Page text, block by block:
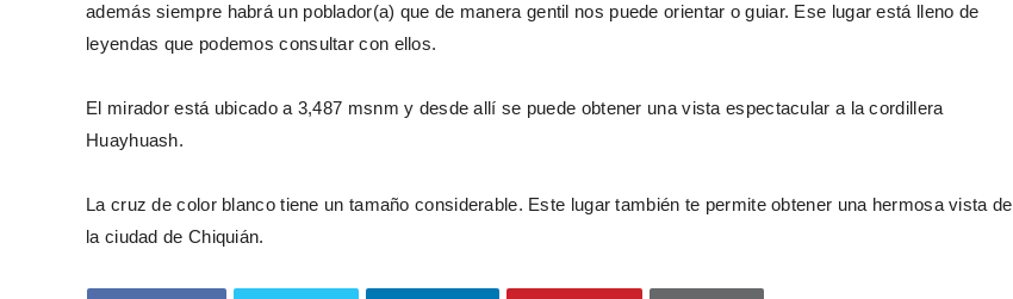
además siempre habrá un poblador(a) que de manera gentil nos puede orientar o guiar. Ese lugar está lleno de
leyendas que podemos consultar con ellos.
El mirador está ubicado a 3,487 msnm y desde allí se puede obtener una vista espectacular a la cordillera
Huayhuash.
La cruz de color blanco tiene un tamaño considerable. Este lugar también te permite obtener una hermosa vista de
la ciudad de Chiquián.